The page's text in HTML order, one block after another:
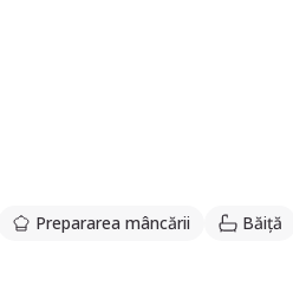
Prepararea mâncării Băiță